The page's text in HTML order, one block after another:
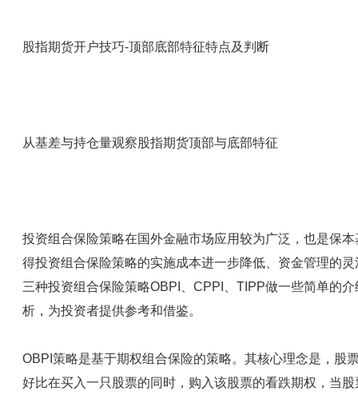
股指期货开户技巧-顶部底部特征特点及判断
从基差与持仓量观察股指期货顶部与底部特征
投资组合保险策略在国外金融市场应用较为广泛，也是保
得投资组合保险策略的实施成本进一步降低、资金管理的
三种投资组合保险策略OBPI、CPPI、TIPP做一些简单的
析，为投资者提供参考和借鉴。
OBPI策略是基于期权组合保险的策略。其核心理念是，股
好比在买入一只股票的同时，购入该股票的看跌期权，当